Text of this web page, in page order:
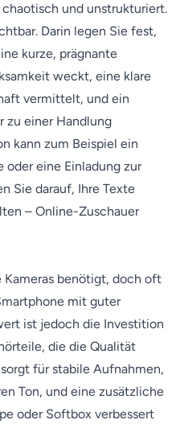
und unstrukturiert.
Darin legen Sie fest,
kurze, prägnante
weckt, eine klare
vermittelt, und ein
zu einer Handlung
kann zum Beispiel ein
oder eine Einladung zur
Sie darauf, Ihre Texte
– Online-Zuschauer
Kameras benötigt, doch oft
mit guter
ist jedoch die Investition
die die Qualität
für stabile Aufnahmen,
Ton, und eine zusätzliche
oder Softbox verbessert